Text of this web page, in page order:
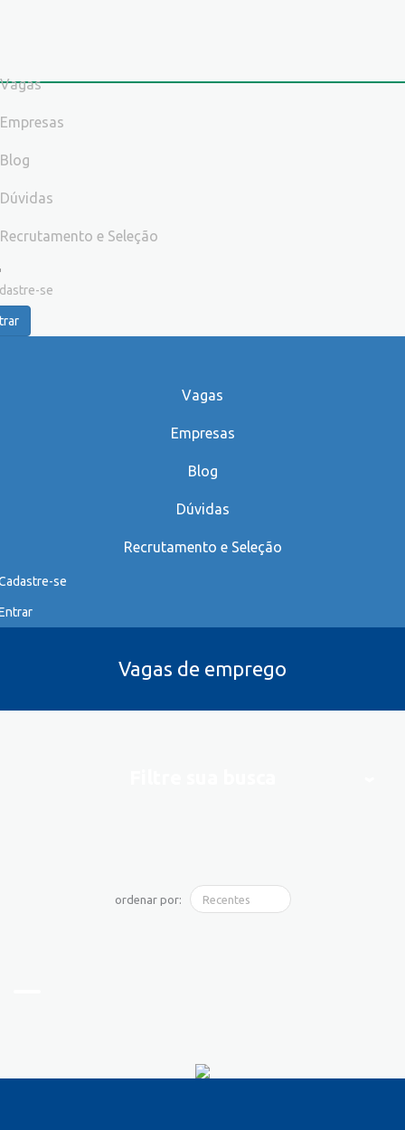
Vagas
Empresas
Blog
Dúvidas
Recrutamento e Seleção
se
Vagas
Empresas
Blog
Dúvidas
Recrutamento e Seleção
se
Vagas de emprego
ordenar por: